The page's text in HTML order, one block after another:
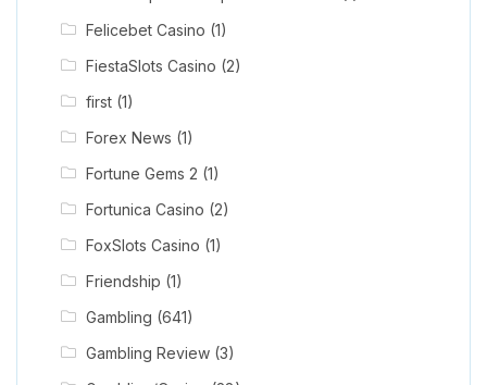
Felicebet Casino (1)
FiestaSlots Casino (2)
first(1)
Forex News (1)
Fortune Gems 2 (1)
Fortunica Casino (2)
FoxSlots Casino (1)
Friendship (1)
Gambling (641)
Gambling Review(3)